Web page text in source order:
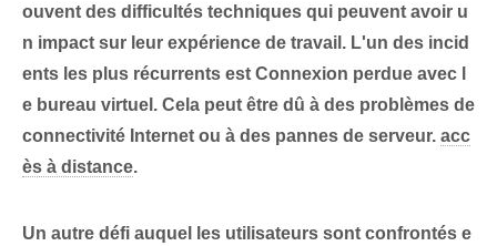
ouvent des difficultés techniques qui peuvent avoir u
n impact sur leur expérience de travail. L'un des incid
ents les plus récurrents est Connexion perdue avec l
e bureau virtuel. Cela peut être dû à des problèmes de
connectivité Internet ou à des pannes de serveur. acc
ès à distance.
Un autre défi⁤ auquel les utilisateurs sont confrontés e